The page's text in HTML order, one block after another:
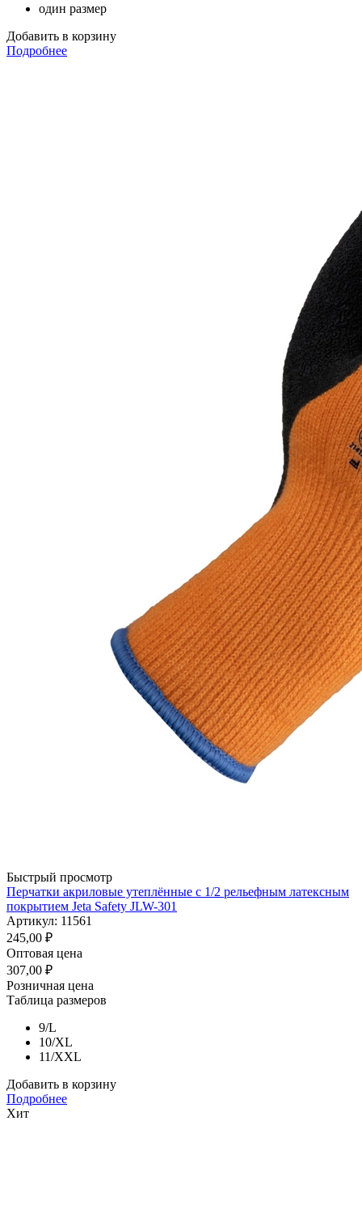
один размер
Добавить в корзину
Подробнее
Быстрый просмотр
Перчатки акриловые утеплённые с 1/2 рельефным латексным
покрытием Jeta Safety JLW-301
Артикул: 11561
245,00 ₽
Оптовая цена
307,00 ₽
Розничная цена
Таблица размеров
9/L
10/XL
11/XXL
Добавить в корзину
Подробнее
Хит